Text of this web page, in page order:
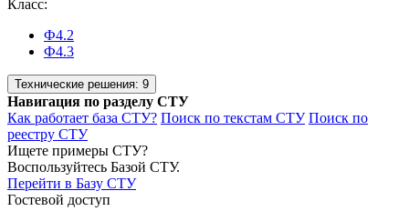
Класс:
Ф4.2
Ф4.3
Технические решения: 9
Навигация по разделу СТУ
Как работает база СТУ? Поиск по текстам СТУ Поиск по
реестру СТУ
Ищете примеры СТУ?
Воспользуйтесь Базой СТУ.
Перейти в Базу СТУ
Гостевой доступ